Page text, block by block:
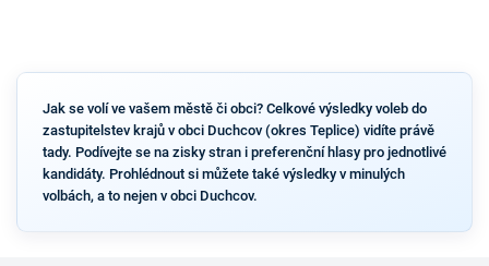
Jak se volí ve vašem městě či obci? Celkové výsledky voleb do
zastupitelstev krajů v obci Duchcov (okres Teplice) vidíte právě
tady. Podívejte se na zisky stran i preferenční hlasy pro jednotlivé
kandidáty. Prohlédnout si můžete také výsledky v minulých
volbách, a to nejen v obci Duchcov.